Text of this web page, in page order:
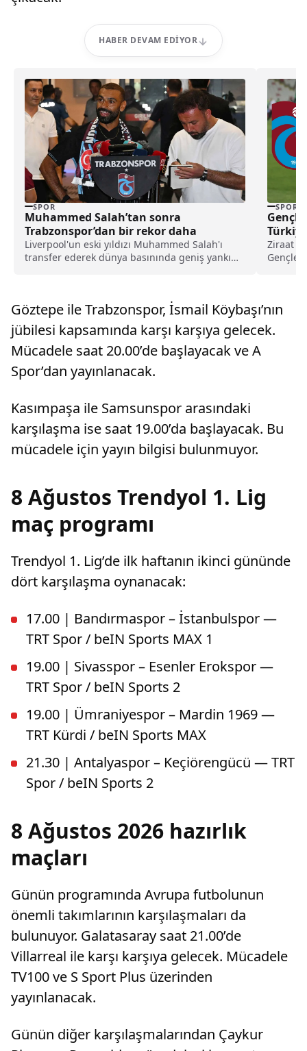
HABER DEVAM EDIYOR
SPOR
Muhammed Salah’tan sonra
Trabzonspor’dan bir rekor daha
Liverpool'un eski yıldızı Muhammed Salah'ı
transfer ederek dünya basınında geniş yankı
açıkladı.
SPOR
Ziraat
Göztepe ile Trabzonspor, İsmail Köybaşı’nın
jübilesi kapsamında karşı karşıya gelecek.
Mücadele saat 20.00’de başlayacak ve A
Spor’dan yayınlanacak.
Kasımpaşa ile Samsunspor arasındaki
karşılaşma ise saat 19.00’da başlayacak. Bu
mücadele için yayın bilgisi bulunmuyor.
8 Ağustos Trendyol 1. Lig
maç programı
Trendyol 1. Lig’de ilk haftanın ikinci gününde
dört karşılaşma oynanacak:
17.00 | Bandırmaspor – İstanbulspor —
TRT Spor / beIN Sports MAX 1
19.00 | Sivasspor – Esenler Erokspor —
TRT Spor / beIN Sports 2
19.00 | Ümraniyespor – Mardin 1969 —
TRT Kürdi / beIN Sports MAX
21.30 | Antalyaspor – Keçiörengücü — TRT
Spor / beIN Sports 2
8 Ağustos 2026 hazırlık
maçları
Günün programında Avrupa futbolunun
önemli takımlarının karşılaşmaları da
bulunuyor. Galatasaray saat 21.00’de
Villarreal ile karşı karşıya gelecek. Mücadele
TV100 ve S Sport Plus üzerinden
yayınlanacak.
Günün diğer karşılaşmalarından Çaykur